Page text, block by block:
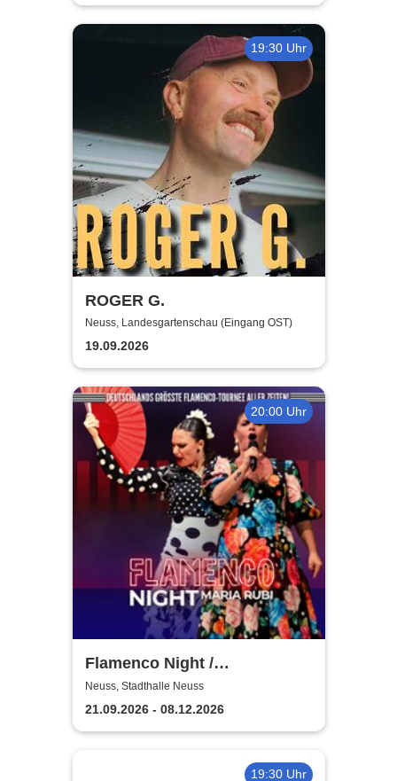
19:30 Uhr
ROGER G.
Neuss, Landesgartenschau (Eingang OST)
19.09.2026
20:00 Uhr
Flamenco Night /
Flamencomanía Tour 26/27 -
Deutschlands größte
Flamenco-Tournee
Neuss, Stadthalle Neuss
21.09.2026 - 08.12.2026
19:30 Uhr